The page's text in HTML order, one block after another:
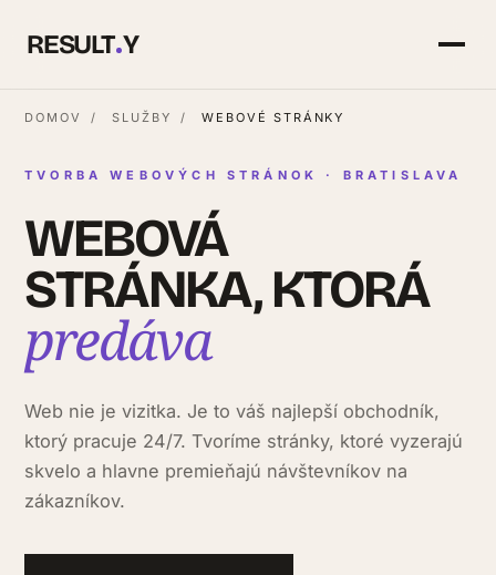
RESULT Y
DOMOV / SLUŽBY / WEBOVÉ STRÁNKY
TVORBA WEBOVÝCH STRÁNOK · BRATISLAVA
WEBOVÁ
STRÁNKA, KTORÁ
predáva
Web nie je vizitka. Je to váš najlepší obchodník,
ktorý pracuje 24/7. Tvoríme stránky, ktoré vyzerajú
skvelo a hlavne premieňajú návštevníkov na
zákazníkov.